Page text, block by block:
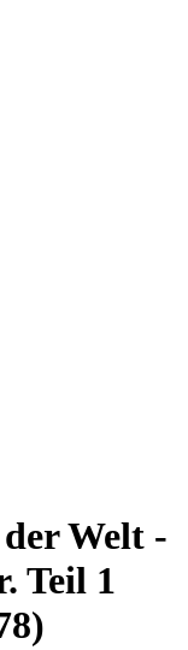
Welt -
Teil 1
)